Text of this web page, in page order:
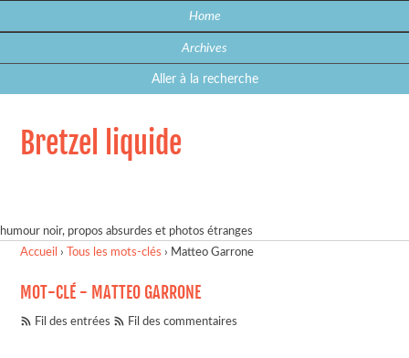
Home
Archives
Aller à la recherche
Bretzel liquide
humour noir, propos absurdes et photos étranges
Accueil › Tous les mots-clés › Matteo Garrone
MOT-CLÉ - MATTEO GARRONE
Fil des entrées Fil des commentaires